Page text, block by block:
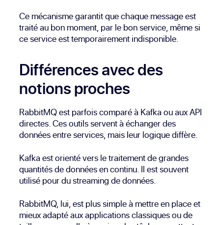
Ce mécanisme garantit que chaque message est
traité au bon moment, par le bon service, même si
ce service est temporairement indisponible.
Différences avec des
notions proches
RabbitMQ est parfois comparé à Kafka ou aux API
directes. Ces outils servent à échanger des
données entre services, mais leur logique diffère.
Kafka est orienté vers le traitement de grandes
quantités de données en continu. Il est souvent
utilisé pour du streaming de données.
RabbitMQ, lui, est plus simple à mettre en place et
mieux adapté aux applications classiques ou de